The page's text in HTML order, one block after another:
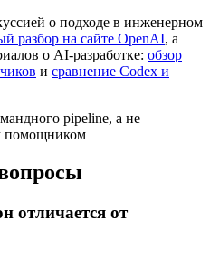
о подходе в инженерном
разбор на сайте OpenAI, а
о AI-разработке: обзор
и сравнение Codex и
pipeline, а не
помощником
отличается от